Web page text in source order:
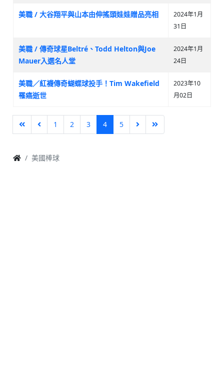
美職 / 大谷翔平與山本由伸搖頭娃娃贈品亮相
2024年1月
31日
美職 / 傳奇球星Beltré、Todd Helton與Joe
Mauer入選名人堂
2024年1月
24日
美職／紅襪傳奇蝴蝶球投手！Tim Wakefield
罹癌逝世
2023年10
月02日
1 2 3 4 5
美國棒球